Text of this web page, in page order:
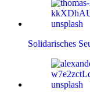
Solidarisches